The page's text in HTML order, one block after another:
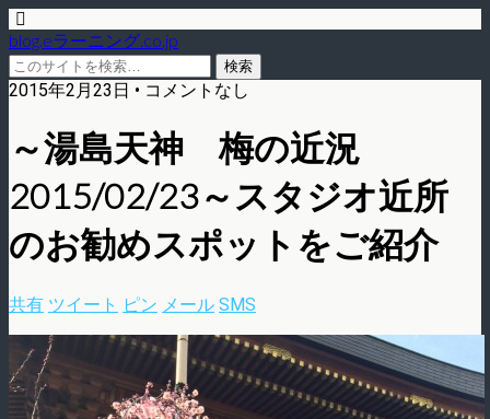
blog.eラーニング.co.jp
2015年2月23日 • コメントなし
～湯島天神 梅の近況
2015/02/23～スタジオ近所
のお勧めスポットをご紹介
共有 ツイート ピン メール SMS